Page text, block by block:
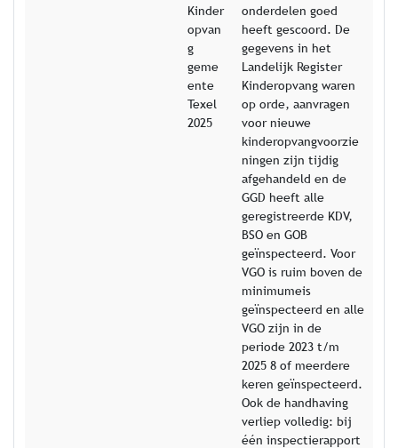
Kinder
opvan
g
geme
ente
Texel
2025
onderdelen goed
heeft gescoord. De
gegevens in het
Landelijk Register
Kinderopvang waren
op orde, aanvragen
voor nieuwe
kinderopvangvoorzie
ningen zijn tijdig
afgehandeld en de
GGD heeft alle
geregistreerde KDV,
BSO en GOB
geïnspecteerd. Voor
VGO is ruim boven de
minimumeis
geïnspecteerd en alle
VGO zijn in de
periode 2023 t/m
2025 8 of meerdere
keren geïnspecteerd.
Ook de handhaving
verliep volledig: bij
één inspectierapport